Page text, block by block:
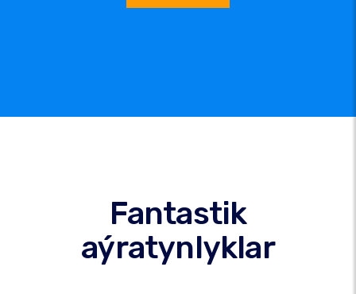
Fantastik
aýratynlyklar